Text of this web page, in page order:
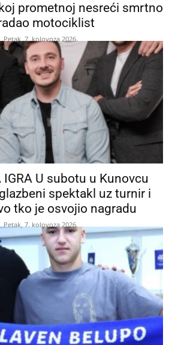
prometnoj nesreći smrtno
motociklist
Petak, 7. kolovoza 2026.
IGRA U subotu u Kunovcu
spektakl uz turnir i
tko je osvojio nagradu
Petak, 7. kolovoza 2026.